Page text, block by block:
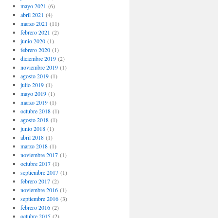
mayo 2021 (6)
abril 2021 (4)
marzo 2021 (11)
febrero 2021 (2)
junio 2020(1)
febrero 2020(1)
diciembre 2019(2)
noviembre 2019(1)
agosto 2019(1)
julio 2019(1)
mayo 2019(1)
marzo 2019(1)
octubre 2018(1)
agosto 2018(1)
junio 2018(1)
abril 2018(1)
marzo 2018(1)
noviembre 2017(1)
octubre 2017(1)
septiembre 2017(1)
febrero 2017(2)
noviembre 2016(1)
septiembre 2016(3)
febrero 2016(2)
octubre 2015(2)